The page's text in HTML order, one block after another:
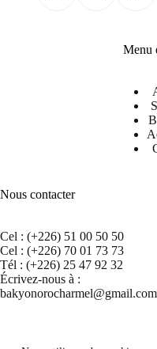
Menu
Nous contacter
Cel : (+226) 51 00 50 50
Cel : (+226) 70 01 73 73
Tél : (+226) 25 47 92 32
Écrivez-nous à :
bakyonorocharmel@gmail.com